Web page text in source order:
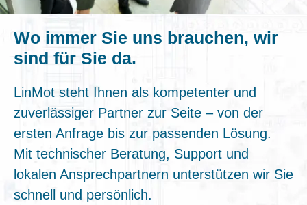
Wo immer Sie uns brauchen, wir
sind für Sie da.
LinMot steht Ihnen als kompetenter und
zuverlässiger Partner zur Seite – von der
ersten Anfrage bis zur passenden Lösung.
Mit technischer Beratung, Support und
lokalen Ansprechpartnern unterstützen wir Sie
schnell und persönlich.